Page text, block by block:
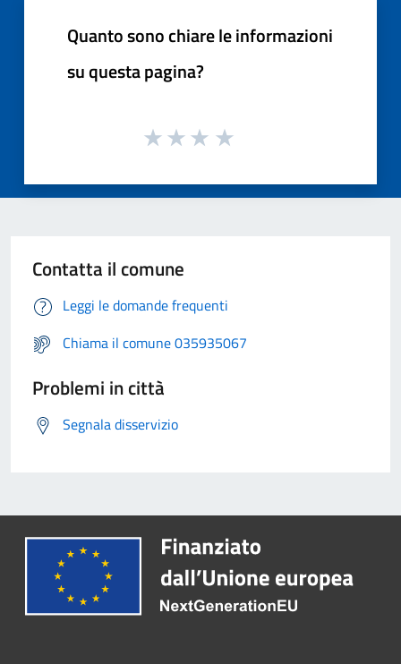
Quanto sono chiare le informazioni
su questa pagina?
Contatta il comune
Leggi le domande frequenti
Chiama il comune 035935067
Problemi in città
Segnala disservizio